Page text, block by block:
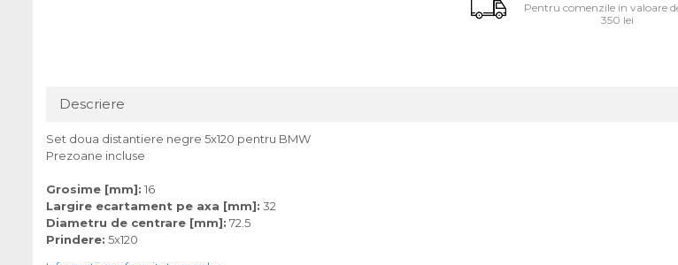
Pentru comenzile in valoare
350 lei
Descriere
Set doua distantiere negre 5x120 pentru BMW
Prezoane incluse
Grosime [mm]: 16
Largire ecartament pe axa [mm]: 32
Diametru de centrare [mm]: 72.5
Prindere: 5x120